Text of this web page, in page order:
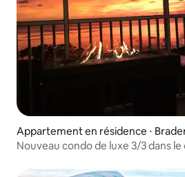
Appartement en résidence ⋅
Nouveau condo de luxe 3/3 dans